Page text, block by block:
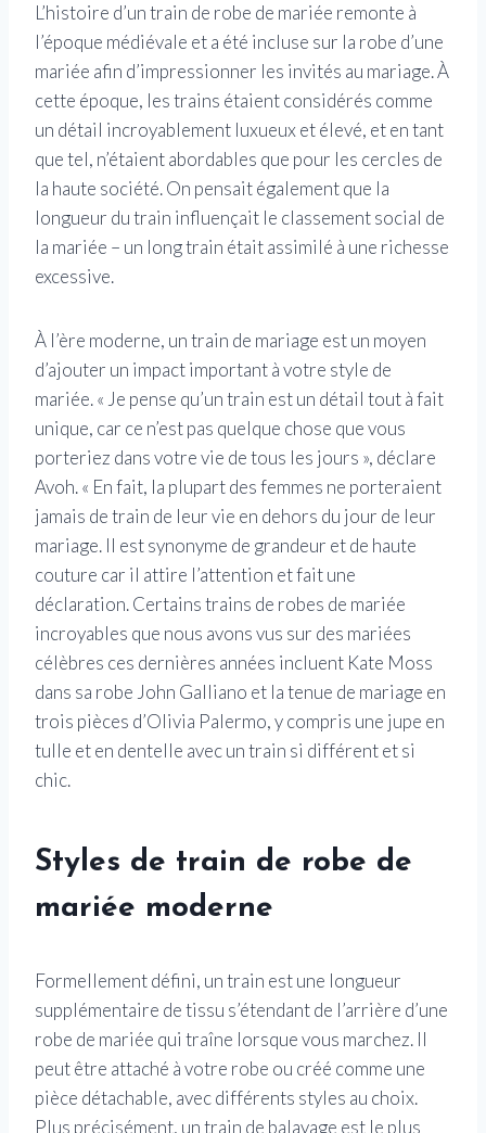
L’histoire d’un train de robe de mariée remonte à
l’époque médiévale et a été incluse sur la robe d’une
mariée afin d’impressionner les invités au mariage. À
cette époque, les trains étaient considérés comme
un détail incroyablement luxueux et élevé, et en tant
que tel, n’étaient abordables que pour les cercles de
la haute société. On pensait également que la
longueur du train influençait le classement social de
la mariée – un long train était assimilé à une richesse
excessive.
À l’ère moderne, un train de mariage est un moyen
d’ajouter un impact important à votre style de
mariée. « Je pense qu’un train est un détail tout à fait
unique, car ce n’est pas quelque chose que vous
porteriez dans votre vie de tous les jours », déclare
Avoh. « En fait, la plupart des femmes ne porteraient
jamais de train de leur vie en dehors du jour de leur
mariage. Il est synonyme de grandeur et de haute
couture car il attire l’attention et fait une
déclaration. Certains trains de robes de mariée
incroyables que nous avons vus sur des mariées
célèbres ces dernières années incluent Kate Moss
dans sa robe John Galliano et la tenue de mariage en
trois pièces d’Olivia Palermo, y compris une jupe en
tulle et en dentelle avec un train si différent et si
chic.
Styles de train de robe de
mariée moderne
Formellement défini, un train est une longueur
supplémentaire de tissu s’étendant de l’arrière d’une
robe de mariée qui traîne lorsque vous marchez. Il
peut être attaché à votre robe ou créé comme une
pièce détachable, avec différents styles au choix.
Plus précisément, un train de balayage est le plus